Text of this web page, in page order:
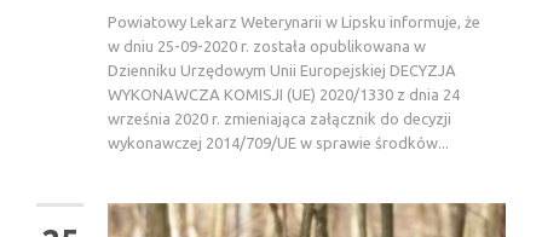
Powiatowy Lekarz Weterynarii w Lipsku informuje, że
w dniu 25-09-2020 r. została opublikowana w
Dzienniku Urzędowym Unii Europejskiej DECYZJA
WYKONAWCZA KOMISJI (UE) 2020/1330 z dnia 24
września 2020 r. zmieniająca załącznik do decyzji
wykonawczej 2014/709/UE w sprawie środków...